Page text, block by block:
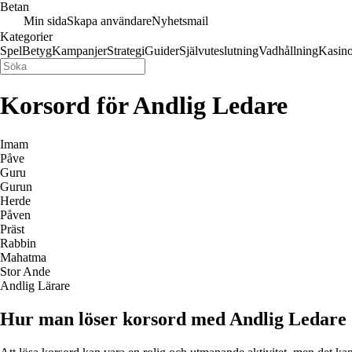
Betan
Min sidaSkapa användareNyhetsmail
Kategorier
SpelBetygKampanjerStrategiGuiderSjälvuteslutningVadhållning
Korsord för Andlig Ledare
Imam
Påve
Guru
Gurun
Herde
Påven
Präst
Rabbin
Mahatma
Stor Ande
Andlig Lärare
Hur man löser korsord med Andlig Ledare